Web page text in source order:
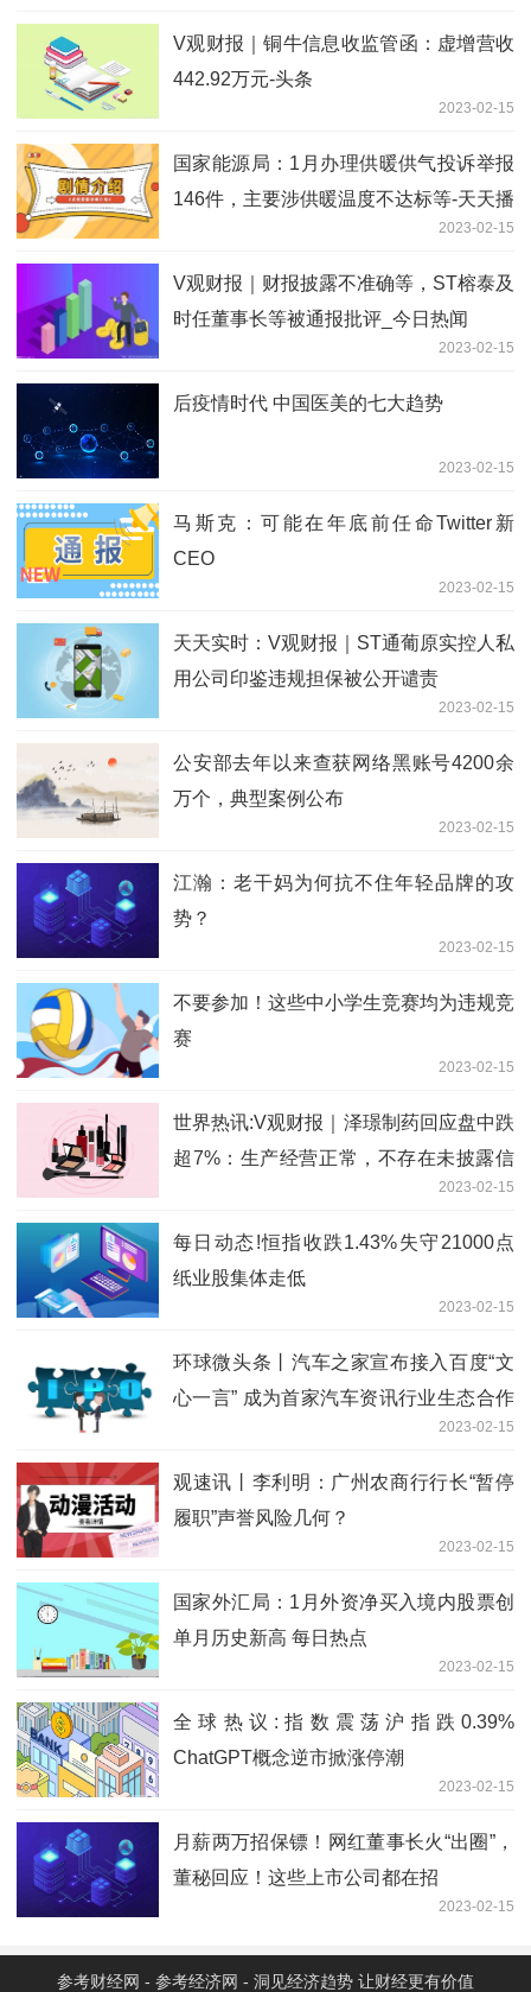
V观财报｜铜牛信息收监管函：虚增营收
442.92万元-头条
2023-02-15
国家能源局：1月办理供暖供气投诉举报
146件，主要涉供暖温度不达标等-天天播
2023-02-15
V观财报｜财报披露不准确等，ST榕泰及
时任董事长等被通报批评_今日热闻
2023-02-15
后疫情时代 中国医美的七大趋势
2023-02-15
马斯克：可能在年底前任命Twitter新
CEO
2023-02-15
天天实时：V观财报｜ST通葡原实控人私
用公司印鉴违规担保被公开谴责
2023-02-15
公安部去年以来查获网络黑账号4200余
万个，典型案例公布
2023-02-15
江瀚：老干妈为何抗不住年轻品牌的攻
势？
2023-02-15
不要参加！这些中小学生竞赛均为违规竞
赛
2023-02-15
世界热讯:V观财报｜泽璟制药回应盘中跌
超7%：生产经营正常，不存在未披露信
2023-02-15
每日动态!恒指收跌1.43%失守21000点
纸业股集体走低
2023-02-15
环球微头条丨汽车之家宣布接入百度“文
心一言” 成为首家汽车资讯行业生态合作
2023-02-15
观速讯丨李利明：广州农商行行长“暂停
履职”声誉风险几何？
2023-02-15
国家外汇局：1月外资净买入境内股票创
单月历史新高 每日热点
2023-02-15
全球热议:指数震荡沪指跌0.39%
ChatGPT概念逆市掀涨停潮
2023-02-15
月薪两万招保镖！网红董事长火“出圈”，
董秘回应！这些上市公司都在招
2023-02-15
参考财经网 - 参考经济网 - 洞见经济趋势 让财经更有价值